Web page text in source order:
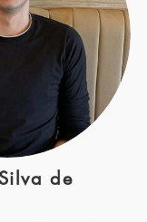
de